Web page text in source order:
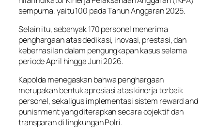
sempurna, yaitu 100 pada Tahun Anggaran 2025.
Selain itu, sebanyak 170 personel menerima
penghargaan atas dedikasi, inovasi, prestasi, dan
keberhasilan dalam pengungkapan kasus selama
periode April hingga Juni 2026.
Kapolda menegaskan bahwa penghargaan
merupakan bentuk apresiasi atas kinerja terbaik
personel, sekaligus implementasi sistem reward and
punishment yang diterapkan secara objektif dan
transparan di lingkungan Polri.